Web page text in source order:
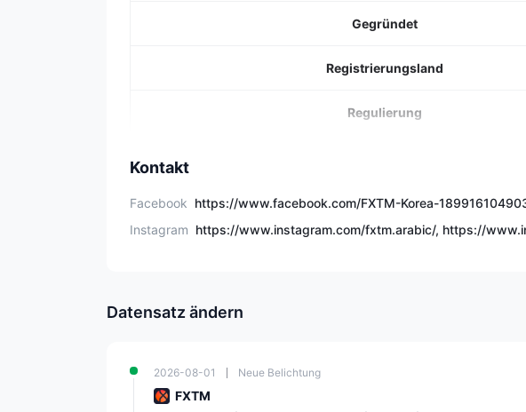
Gegründet
Registrierungsland
Regulierung
Demo-Konto
Kontakt
Facebook
Instagram
Datensatz ändern
2026-08-01 Neue Belichtung
FXTM